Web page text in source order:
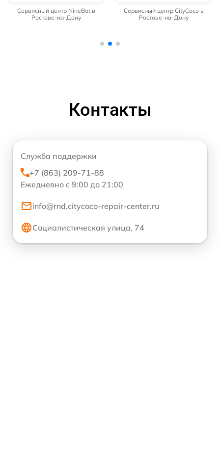
Сервисный центр NineBot в
Ростове-на-Дону
Сервисный центр CityCoco в
Ростове-на-Дону
Контакты
Служба поддержки
+7 (863) 209-71-88
Ежедневно с 9:00 до 21:00
info@rnd.citycoco-repair-center.ru
Социалистическая улица, 74